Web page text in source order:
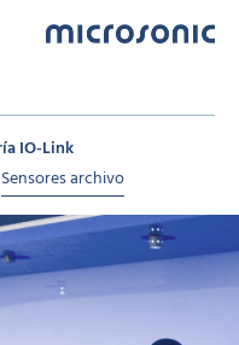
IO-Link
Sensores archivo